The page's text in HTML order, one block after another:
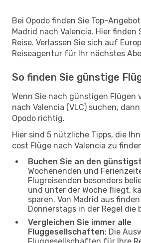
Bei Opodo finden Sie Top-
Madrid nach Valencia. Hier finden
Reise. Verlassen Sie sich auf
Reiseagentur für Ihr nächstes
So finden Sie günstige
Wenn Sie nach günstigen Flügen
nach Valencia (VLC) suchen,
Opodo richtig.
Hier sind 5 nützliche Tipps, die
cost Flüge nach Valencia zu
Buchen Sie an den
Wochenenden und
Flugreisenden besonders
und unter der Woche fliegt,
sparen. Von Madrid aus
Donnerstags in der Regel die
Vergleichen Sie immer alle
Fluggesellschaften: Die